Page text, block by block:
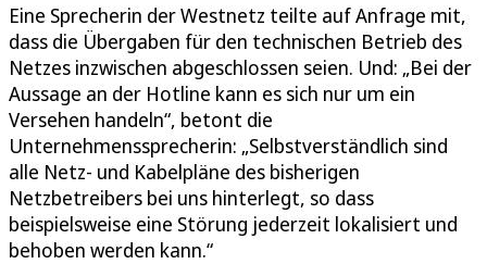
Eine Sprecherin der Westnetz teilte auf Anfrage mit,
dass die Übergaben für den technischen Betrieb des
Netzes inzwischen abgeschlossen seien. Und: „Bei der
Aussage an der Hotline kann es sich nur um ein
Versehen handeln“, betont die
Unternehmenssprecherin: „Selbstverständlich sind
alle Netz- und Kabelpläne des bisherigen
Netzbetreibers bei uns hinterlegt, so dass
beispielsweise eine Störung jederzeit lokalisiert und
behoben werden kann.“